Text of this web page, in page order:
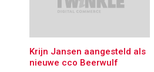
Krijn Jansen aangesteld als
nieuwe cco Beerwulf